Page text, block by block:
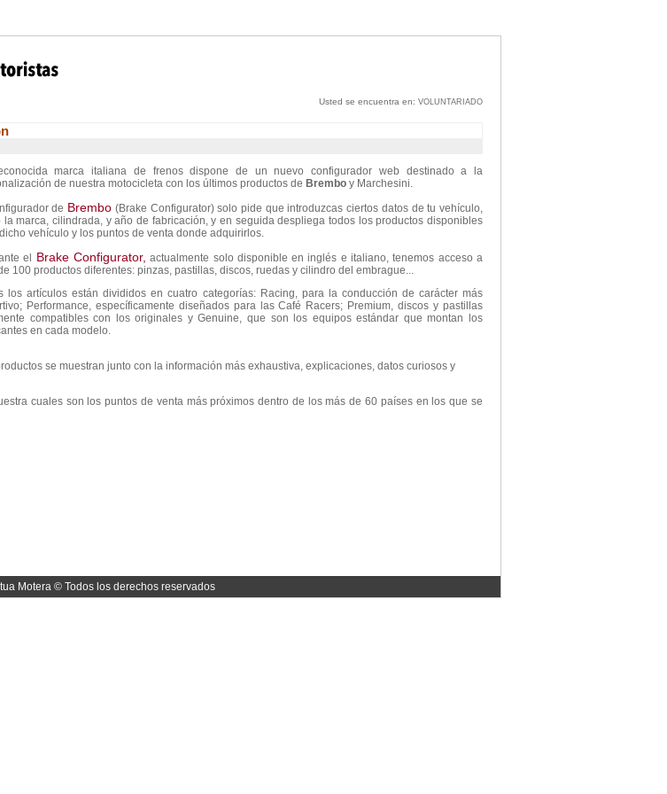
Usted se encuentra en: VOLUNTARIADO
marca italiana de frenos dispone de un nuevo configurador web destinado a la
de nuestra motocicleta con los últimos productos de Brembo y Marchesini.
de Brembo (Brake Configurator) solo pide que introduzcas ciertos datos de tu vehículo,
la marca, cilindrada, y año de fabricación, y en seguida despliega todos los productos disponibles
vehículo y los puntos de venta donde adquirirlos.
el Brake Configurator, actualmente solo disponible en inglés e italiano, tenemos acceso a
100 productos diferentes: pinzas, pastillas, discos, ruedas y cilindro del embrague...
los artículos están divididos en cuatro categorías: Racing, para la conducción de carácter más
Performance, específicamente diseñados para las Café Racers; Premium, discos y pastillas
compatibles con los originales y Genuine, que son los equipos estándar que montan los
en cada modelo.
se muestran junto con la información más exhaustiva, explicaciones, datos curiosos y
cuales son los puntos de venta más próximos dentro de los más de 60 países en los que se
Motera © Todos los derechos reservados